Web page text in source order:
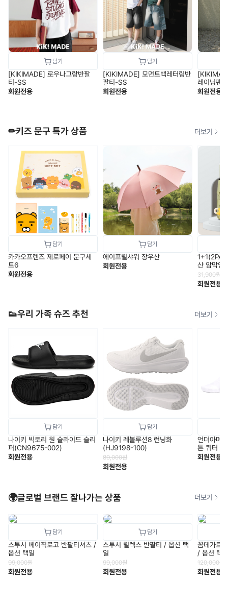
[KIKIMADE] 로우나그랑반팔
티-SS
회원전용
[KIKIMADE] 모먼트백레터링반
팔티-SS
회원전용
레이닝팬
회원전용
✏키즈 문구 특가 상품 더보기
카카오프렌즈 제로페이 문구세
트6
회원전용
에이프릴샤워 장우산
회원전용
산 암막양
31,900원
회원전용
👟우리 가족 슈즈 추천 더보기
나이키 빅토리 원 슬라이드 슬리
퍼(CN9675-002)
회원전용
나이키 레볼루션8 런닝화
(HJ9198-100)
89,000원
회원전용
언더아머
튼 쿼터
3켤레
회원전용
🌍글로벌 브랜드 잘나가는 상품 더보기
스투시 베이직로고 반팔티셔츠 /
옵션 택일
99,000원
회원전용
스투시 릴렉스 반팔티 / 옵션 택
일
99,000원
회원전용
꼼데가르
/ 옵션 택
120,000원
회원전용